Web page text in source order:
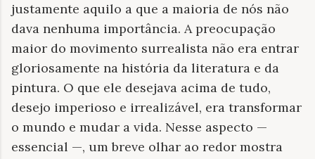
justamente aquilo a que a maioria de nós não
dava nenhuma importância. A preocupação
maior do movimento surrealista não era entrar
gloriosamente na história da literatura e da
pintura. O que ele desejava acima de tudo,
desejo imperioso e irrealizável, era transformar
o mundo e mudar a vida. Nesse aspecto —
essencial —, um breve olhar ao redor mostra